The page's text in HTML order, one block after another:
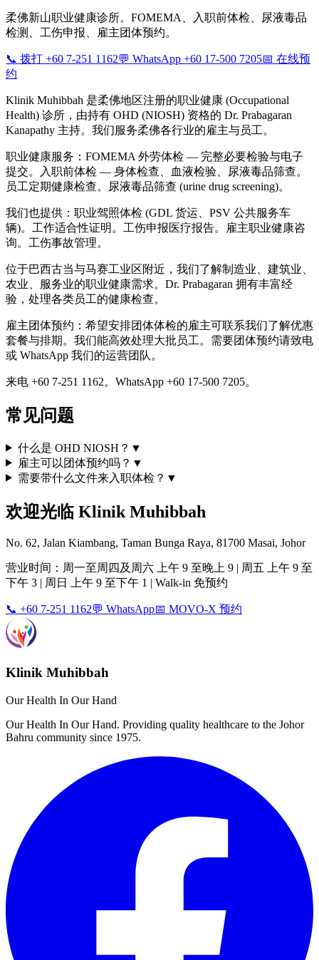
柔佛新山职业健康诊所。FOMEMA、入职前体检、尿液毒品
检测、工伤申报、雇主团体预约。
📞 拨打 +60 7-251 1162💬 WhatsApp +60 17-500 7205📅 在线预
约
Klinik Muhibbah 是柔佛地区注册的职业健康 (Occupational
Health) 诊所，由持有 OHD (NIOSH) 资格的 Dr. Prabagaran
Kanapathy 主持。我们服务柔佛各行业的雇主与员工。
职业健康服务：FOMEMA 外劳体检 — 完整必要检验与电子
提交。入职前体检 — 身体检查、血液检验、尿液毒品筛查。
员工定期健康检查。尿液毒品筛查 (urine drug screening)。
我们也提供：职业驾照体检 (GDL 货运、PSV 公共服务车
辆)。工作适合性证明。工伤申报医疗报告。雇主职业健康咨
询。工伤事故管理。
位于巴西古当与马赛工业区附近，我们了解制造业、建筑业、
农业、服务业的职业健康需求。Dr. Prabagaran 拥有丰富经
验，处理各类员工的健康检查。
雇主团体预约：希望安排团体体检的雇主可联系我们了解优惠
套餐与排期。我们能高效处理大批员工。需要团体预约请致电
或 WhatsApp 我们的运营团队。
来电 +60 7-251 1162。WhatsApp +60 17-500 7205。
常见问题
什么是 OHD NIOSH？ ▼
雇主可以团体预约吗？ ▼
需要带什么文件来入职体检？ ▼
欢迎光临 Klinik Muhibbah
No. 62, Jalan Kiambang, Taman Bunga Raya, 81700 Masai, Johor
营业时间：周一至周四及周六 上午 9 至晚上 9 | 周五 上午 9 至
下午 3 | 周日 上午 9 至下午 1 | Walk-in 免预约
📞 +60 7-251 1162💬 WhatsApp📅 MOVO-X 预约
Klinik Muhibbah
Our Health In Our Hand
Our Health In Our Hand. Providing quality healthcare to the Johor
Bahru community since 1975.